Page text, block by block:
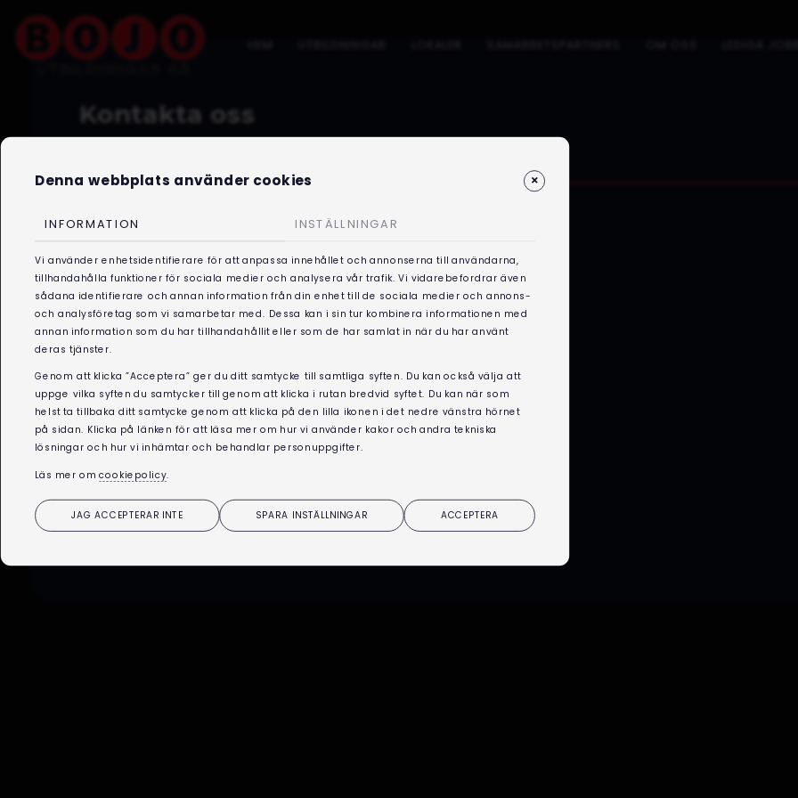
Kontakta oss
Tommy Borg
VD
Tel: 070-320 62 68
E-post: tommy@bojo.se
Gunnar Månsson
UTBILDNINGSKOORDINATOR
Tel: 072-703 07 30
Denna webbplats använder cookies
INFORMATION INSTÄLLNINGAR
Vi använder enhetsidentifierare för att anpassa innehållet och annonserna till användarna,
tillhandahålla funktioner för sociala medier och analysera vår trafik. Vi vidarebefordrar även
sådana identifierare och annan information från din enhet till de sociala medier och annons-
och analysföretag som vi samarbetar med. Dessa kan i sin tur kombinera informationen med
annan information som du har tillhandahållit eller som de har samlat in när du har använt
deras tjänster.
Genom att klicka ”Acceptera” ger du ditt samtycke till samtliga syften. Du kan också välja att
uppge vilka syften du samtycker till genom att klicka i rutan bredvid syftet. Du kan när som
helst ta tillbaka ditt samtycke genom att klicka på den lilla ikonen i det nedre vänstra hörnet
på sidan. Klicka på länken för att läsa mer om hur vi använder kakor och andra tekniska
lösningar och hur vi inhämtar och behandlar personuppgifter.
Läs mer omcookiepolicy
JAG ACCEPTERAR INTE SPARA INSTÄLLNINGAR ACCEPTERA